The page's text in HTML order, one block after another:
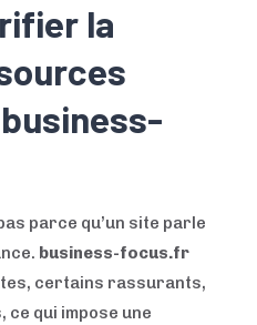
la
parce qu’un site parle
business-focus.fr
certains rassurants,
ce qui impose une